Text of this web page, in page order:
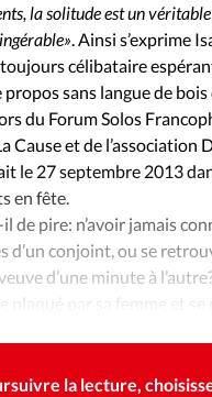
Actualité
internationale
Eglises Foi
Publireportage
Tour du monde des Eglises
Intérieure
la solitude est un
. Ainsi s’exprime
célibataire
propos sans langue de bois
du Forum Solos
Cause et de l’association
le 27 septembre 2013
en fête.
il de pire: n’avoir jamais
d’un conjoint, ou se
d’une minute à
plaqué par sa femme et se
la lecture,